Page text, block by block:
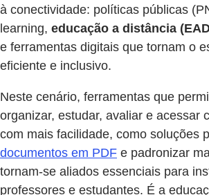
à conectividade: políticas públicas
learning, educação a distância
e ferramentas digitais que tornam o
eficiente e inclusivo.
Neste cenário, ferramentas que
organizar, estudar, avaliar e acessar
com mais facilidade, como soluções
documentos em PDF e padronizar
tornam-se aliados essenciais para
professores e estudantes. É a